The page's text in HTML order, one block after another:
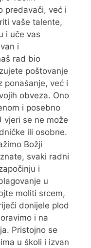
predavači, već i
vaše talente,
i uče vas
i
rad bio
poštovanje
ponašanje, već i
obveza. Ono
i posebno
vjeri se ne može
ili osobne.
Božji
svaki radni
i
u
moliti srcem,
donijele plod
i na
Pristojno se
u školi i izvan